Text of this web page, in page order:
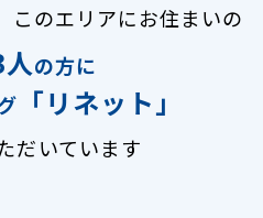
このエリアにお住まいの
の方に
「リネット」
だいています